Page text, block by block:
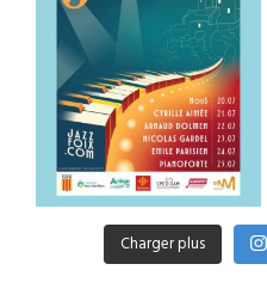
Charger plus